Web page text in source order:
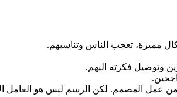
مميزة، تعجب الناس وتناسبهم.
وتوصيل فكرته اليهم.
من عمل المصمم. لكن الرسم ليس هو العامل